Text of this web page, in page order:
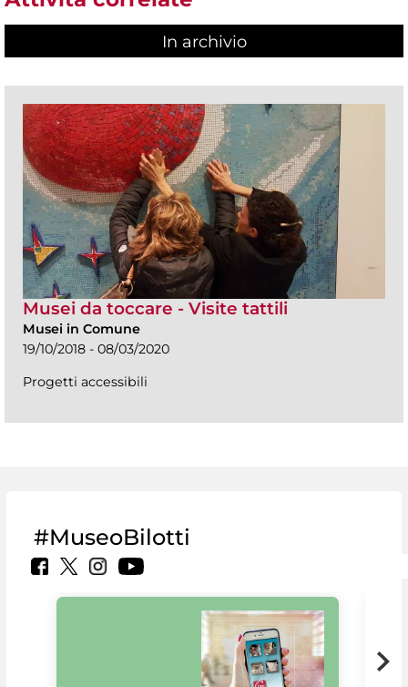
In archivio
Musei da toccare - Visite tattili
Musei in Comune
19/10/2018 - 08/03/2020
Progetti accessibili
#MuseoBilotti